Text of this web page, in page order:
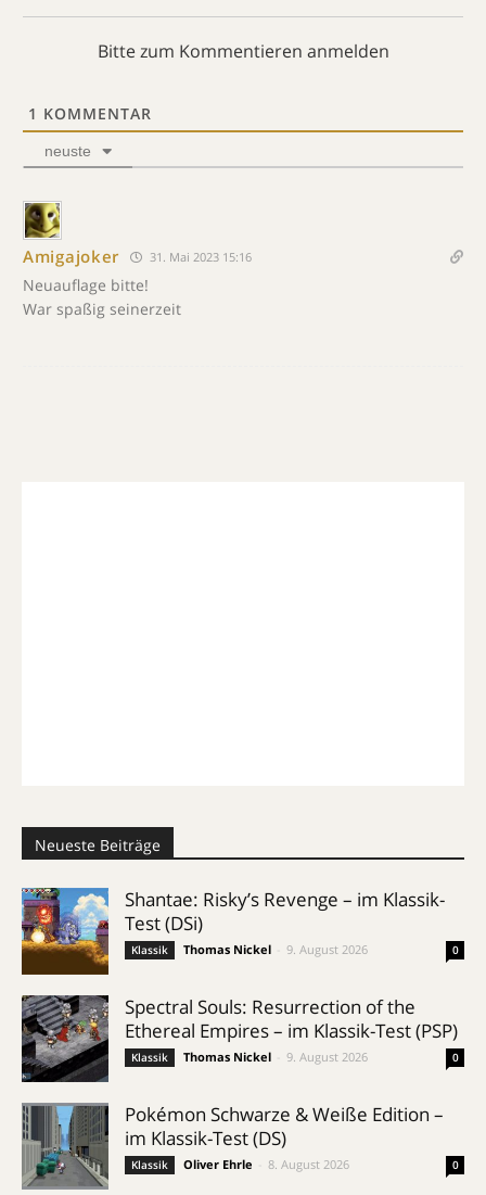
Bitte zum Kommentieren anmelden
1 KOMMENTAR
neuste
Amigajoker 31. Mai 2023 15:16
Neuauflage bitte!
War spaßig seinerzeit
Neueste Beiträge
Shantae: Risky’s Revenge – im Klassik-
Test (DSi)
Klassik Thomas Nickel 9. August 2026 0
Spectral Souls: Resurrection of the
Ethereal Empires – im Klassik-Test (PSP)
Klassik Thomas Nickel 9. August 2026 0
Pokémon Schwarze & Weiße Edition –
im Klassik-Test (DS)
Klassik Oliver Ehrle 8. August 2026 0